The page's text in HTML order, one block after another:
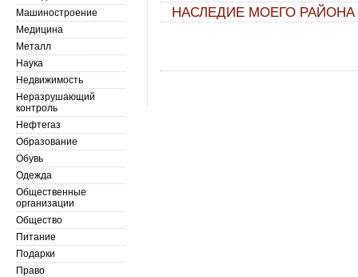
НАСЛЕДИЕ МОЕГО РАЙОНА
Машиностроение
Медицина
Металл
Наука
Недвижимость
Неразрушающий
контроль
Нефтегаз
Образование
Обувь
Одежда
Общественные
организации
Общество
Питание
Подарки
Право